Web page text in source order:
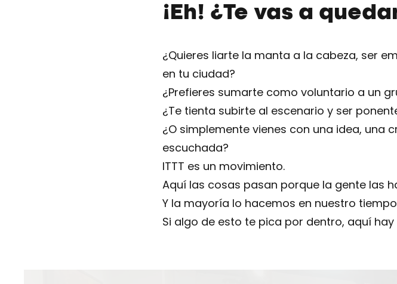
¡Eh! ¿Te vas a
¿Quieres liarte la manta a la cabeza, ser
en tu ciudad?
¿Prefieres sumarte como voluntario a un
¿Te tienta subirte al escenario y ser
¿O simplemente vienes con una idea, una
escuchada?
ITTT es un movimiento.
Aquí las cosas pasan porque la gente las
Y la mayoría lo hacemos en nuestro
Si algo de esto te pica por dentro, aquí